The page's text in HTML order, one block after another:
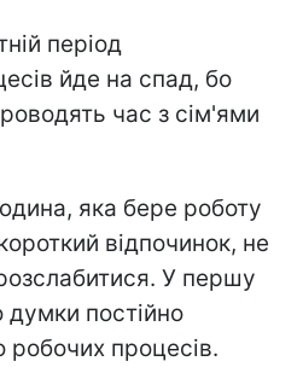
період
йде на спад, бо
час з сім'ями
яка бере роботу
відпочинок, не
У першу
постійно
робочих процесів.